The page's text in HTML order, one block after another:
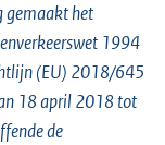
gemaakt het
1994
(EU) 2018/645
18 april 2018 tot
de